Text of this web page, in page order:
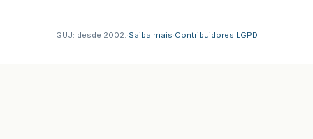
GUJ: desde 2002. Saiba mais Contribuidores LGPD